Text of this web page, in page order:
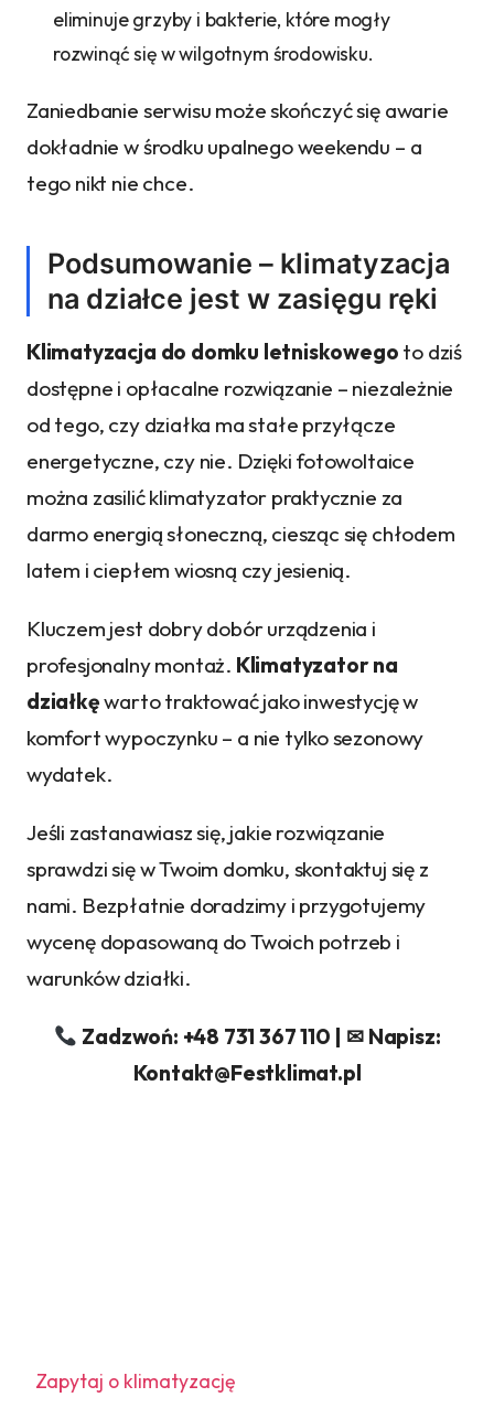
eliminuje grzyby i bakterie, które mogły
rozwinąć się w wilgotnym środowisku.
Zaniedbanie serwisu może skończyć się awarie
dokładnie w środku upalnego weekendu – a
tego nikt nie chce.
Podsumowanie – klimatyzacja
na działce jest w zasięgu ręki
Klimatyzacja do domku letniskowego to dziś
dostępne i opłacalne rozwiązanie – niezależnie
od tego, czy działka ma stałe przyłącze
energetyczne, czy nie. Dzięki fotowoltaice
można zasilić klimatyzator praktycznie za
darmo energią słoneczną, ciesząc się chłodem
latem i ciepłem wiosną czy jesienią.
Kluczem jest dobry dobór urządzenia i
profesjonalny montaż. Klimatyzator na
działkęwarto traktować jako inwestycję w
komfort wypoczynku – a nie tylko sezonowy
wydatek.
Jeśli zastanawiasz się, jakie rozwiązanie
sprawdzi się w Twoim domku, skontaktuj się z
nami. Bezpłatnie doradzimy i przygotujemy
wycenę dopasowaną do Twoich potrzeb i
warunków działki.
Zadzwoń: +48 731 367 110 | ✉ Napisz:
Kontakt@Festklimat.pl
Zapytaj o klimatyzację